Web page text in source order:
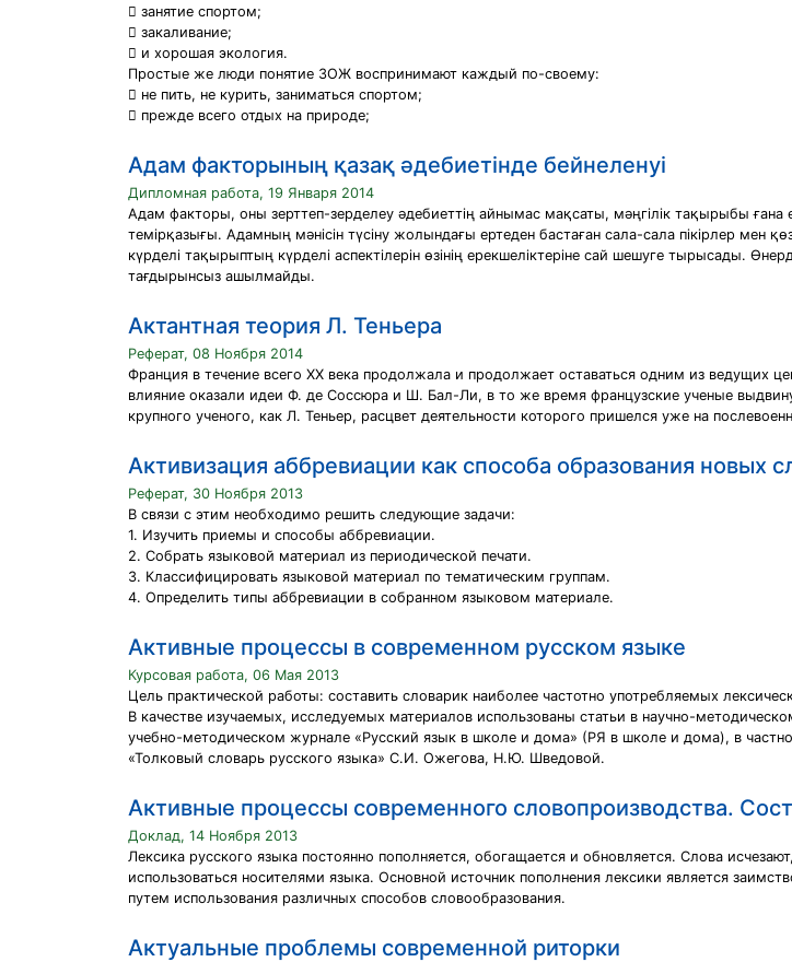
 занятие спортом;
 закаливание;
 и хорошая экология.
Простые же люди понятие ЗОЖ воспринимают каждый по-своему:
 не пить, не курить, заниматься спортом;
 прежде всего отдых на природе;
Адам факторының қазақ әдебиетінде бейнеленуі
Дипломная работа, 19 Января 2014
Адам факторы, оны зерттеп-зерделеу әдебиеттің айнымас мақсаты, мәңгілік тақырыбы
темірқазығы. Адамның мәнісін түсіну жолындағы ертеден бастаған сала-сала пікірлер
күрделі тақырыптың күрделі аспектілерін өзінің ерекшеліктеріне сай шешуге тырысады.
тағдырынсыз ашылмайды.
Актантная теория Л. Теньера
Реферат, 08 Ноября 2014
Франция в течение всего XX века продолжала и продолжает оставаться одним из ведущих
влияние оказали идеи Ф. де Соссюра и Ш. Бал-Ли, в то же время французские ученые
крупного ученого, как Л. Теньер, расцвет деятельности которого пришелся уже на
Активизация аббревиации как способа образования новых
Реферат, 30 Ноября 2013
В связи с этим необходимо решить следующие задачи:
1. Изучить приемы и способы аббревиации.
2. Собрать языковой материал из периодической печати.
3. Классифицировать языковой материал по тематическим группам.
4. Определить типы аббревиации в собранном языковом материале.
Активные процессы в современном русском языке
Курсовая работа, 06 Мая 2013
Цель практической работы: составить словарик наиболее частотно употребляемых
В качестве изучаемых, исследуемых материалов использованы статьи в научно-
учебно-методическом журнале «Русский язык в школе и дома» (РЯ в школе и дома), в
«Толковый словарь русского языка» С.И. Ожегова, Н.Ю. Шведовой.
Активные процессы современного словопроизводства.
Доклад, 14 Ноября 2013
Лексика русского языка постоянно пополняется, обогащается и обновляется. Слова
использоваться носителями языка. Основной источник пополнения лексики является
путем использования различных способов словообразования.
Актуальные проблемы современной риторки